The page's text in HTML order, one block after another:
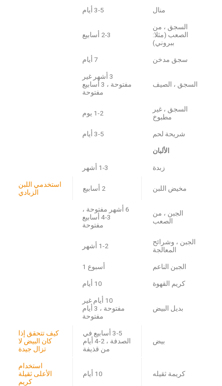
منال 3-5 أيام
السجق ، من
الصعب (مثلا:
ببروني)
2-3 أسابيع
سجق مدخن 7 أيام
السجق ، الصيف
3 أشهر غير
مفتوحة ، 3 أسابيع
مفتوحة
السجق ، غير
مطبوخ
1-2 يوم
شريحة لحم 3-5 أيام
الألبان
زبدة 1-3 أشهر
مخيض اللبن 2 أسابيع
استخدمي اللبن
الزبادي
الجبن ، من
الصعب
6 أشهر مفتوحة ،
3-4 أسابيع
مفتوحة
الجبن ، وشرائح
المعالجة
1-2 أشهر
الجبن الناعم أسبوع 1
كريم القهوة 10 أيام
بديل البيض
10 أيام غير
مفتوحة ، 3 أيام
مفتوحة
بيض
3-5 أسابيع في
الصدفة ، 2-4 أيام
من قذيفة
كيف تتحقق إذا
كان البيض لا
تزال جيدة
كريمة ثقيله 10 أيام
استخدام
الأعلى ثقيلة
كريم